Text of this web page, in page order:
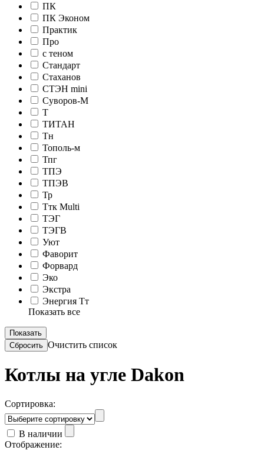
ПК
ПК Эконом
Практик
Про
с теном
Стандарт
Стаханов
СТЭН mini
Суворов-М
Т
ТИТАН
Тн
Тополь-м
Тпг
ТПЭ
ТПЭВ
Тр
Ттк Multi
ТЭГ
ТЭГВ
Уют
Фаворит
Форвард
Эко
Экстра
Энергия Тт
Показать все
Очистить список
Котлы на угле Dakon
Сортировка:
В наличии
Отображение: